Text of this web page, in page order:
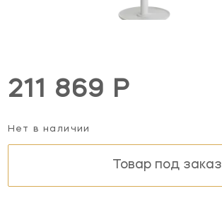
211 869 Р
Нет в наличии
Товар под заказ